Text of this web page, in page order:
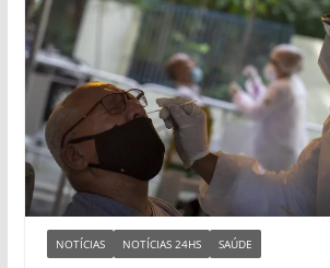
NOTÍCIAS NOTÍCIAS 24HS SAÚDE